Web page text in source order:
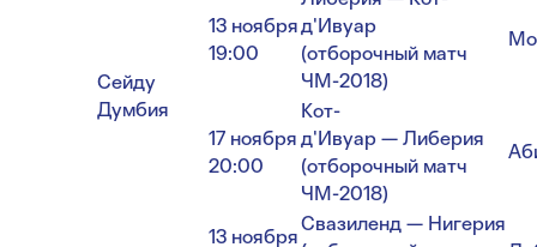
Сейду
Думбия
13 ноября
19:00
д'Ивуар
(отборочный матч
ЧМ-2018)
17 ноября
20:00
Кот-
д'Ивуар — Либерия
(отборочный матч
ЧМ-2018)
13 ноября
Свазиленд — Нигерия